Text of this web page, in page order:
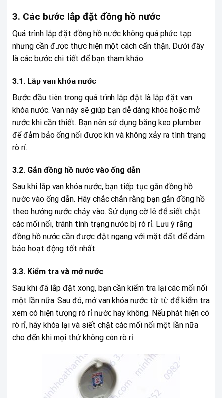
3. Các bước lắp đặt đồng hồ nước
Quá trình lắp đặt đồng hồ nước không quá phức tạp
nhưng cần được thực hiện một cách cẩn thận. Dưới đây
là các bước chi tiết để bạn tham khảo:
3.1. Lắp van khóa nước
Bước đầu tiên trong quá trình lắp đặt là lắp đặt van
khóa nước. Van này sẽ giúp bạn dễ dàng khóa hoặc mở
nước khi cần thiết. Bạn nên sử dụng băng keo plumber
để đảm bảo ống nối được kín và không xảy ra tình trạng
rò rỉ.
3.2. Gắn đồng hồ nước vào ống dẫn
Sau khi lắp van khóa nước, bạn tiếp tục gắn đồng hồ
nước vào ống dẫn. Hãy chắc chắn rằng bạn gắn đồng hồ
theo hướng nước chảy vào. Sử dụng cờ lê để siết chặt
các mối nối, tránh tình trạng nước bị rò rỉ. Lưu ý rằng
đồng hồ nước cần được đặt ngang với mặt đất để đảm
bảo hoạt động tốt nhất.
3.3. Kiểm tra và mở nước
Sau khi đã lắp đặt xong, bạn cần kiểm tra lại các mối nối
một lần nữa. Sau đó, mở van khóa nước từ từ để kiểm tra
xem có hiện tượng rò rỉ nước hay không. Nếu phát hiện có
rò rỉ, hãy khóa lại và siết chặt các mối nối một lần nữa
cho đến khi mọi thứ không còn rò rỉ.